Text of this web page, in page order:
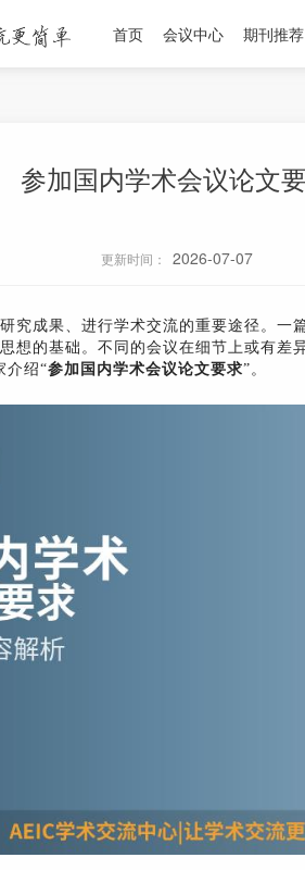
首页 会议中心 期刊推荐
参加国内学术会议论文
更新时间： 2026-07-07
究成果、进行学术交流的重要途径。一
想的基础。不同的会议在细节上或有差
介绍“参加国内学术会议论文要求”。